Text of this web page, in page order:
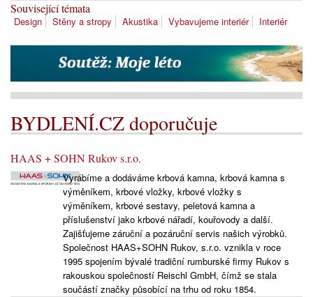
Související témata
Design Stěny a stropy Akustika Vybavujeme interiér Interiér
BYDLENÍ.CZ doporučuje
HAAS + SOHN Rukov s.r.o.
Vyrábíme a dodáváme krbová kamna, krbová kamna s
výměníkem, krbové vložky, krbové vložky s
výměníkem, krbové sestavy, peletová kamna a
příslušenství jako krbové nářadí, kouřovody a další.
Zajišťujeme záruční a pozáruční servis našich výrobků.
Společnost HAAS+SOHN Rukov, s.r.o. vznikla v roce
1995 spojením bývalé tradiční rumburské firmy Rukov s
rakouskou společností Reischl GmbH, čímž se stala
součástí značky působící na trhu od roku 1854.